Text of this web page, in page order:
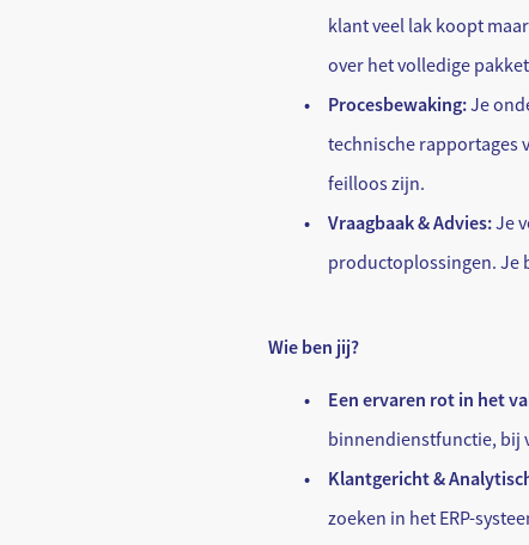
klant veel lak koopt
over het volledige
Procesbewaking:Je
technische rapportages
feilloos zijn.
Vraagbaak & Advies:Je
productoplossingen. Je
Wie ben jij?
Een ervaren rot in het
binnendienstfunctie, bij
Klantgericht &
zoeken in het ERP-